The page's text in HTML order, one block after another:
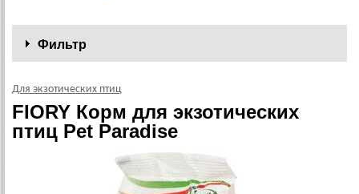
Фильтр
Для экзотических птиц
FIORY Корм для экзотических
птиц Pet Paradise